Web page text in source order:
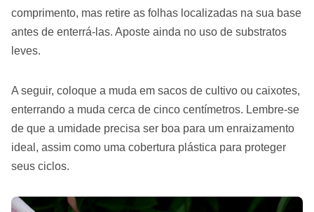
comprimento, mas retire as folhas localizadas na sua base
antes de enterrá-las. Aposte ainda no uso de substratos
leves.
A seguir, coloque a muda em sacos de cultivo ou caixotes,
enterrando a muda cerca de cinco centímetros. Lembre-se
de que a umidade precisa ser boa para um enraizamento
ideal, assim como uma cobertura plástica para proteger
seus ciclos.